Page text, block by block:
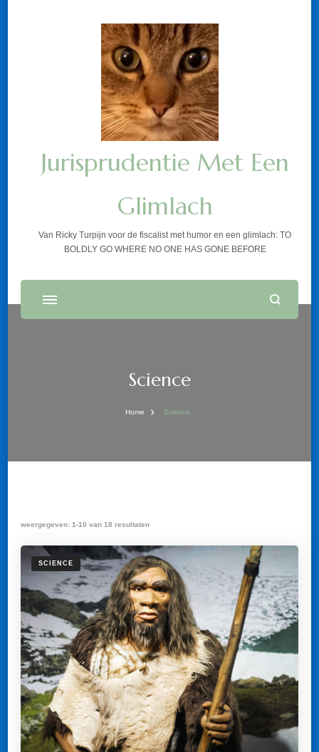
Jurisprudentie Met Een
Glimlach
Van Ricky Turpijn voor de fiscalist met humor en een glimlach: TO
BOLDLY GO WHERE NO ONE HAS GONE BEFORE
Science
Home Science
weergegeven: 1-10 van 18 resultaten
SCIENCE